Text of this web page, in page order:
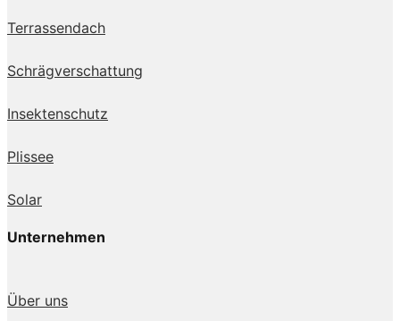
Terrassendach
Schrägverschattung
Insektenschutz
Plissee
Solar
Unternehmen
Über uns